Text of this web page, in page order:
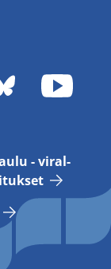
- vi­ral­